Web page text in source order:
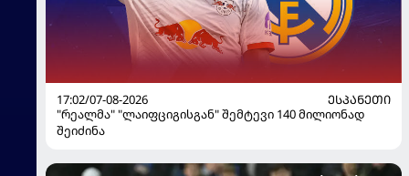
17:02/07-08-2026
ᲔᲡᲞᲐᲜᲔᲗᲘ
"რეალმა" "ლაიფციგისგან" შემტევი 140 მილიონად
შეიძინა